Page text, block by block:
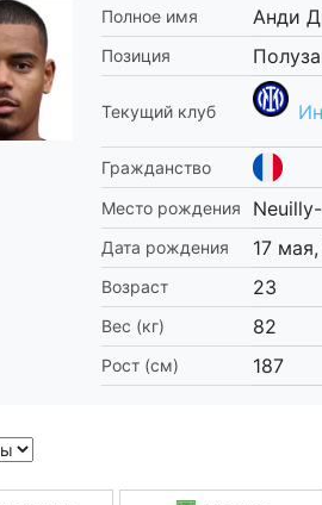
Полное имя Анди
Позиция
Текущий клуб
Гражданство
Место рождения
Дата рождения 17
Возраст 23
Вес (кг) 82
Рост (см) 187